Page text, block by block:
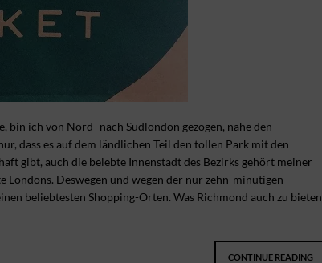
bin ich von Nord- nach Südlondon gezogen, nähe den
dass es auf dem ländlichen Teil den tollen Park mit den
gibt, auch die belebte Innenstadt des Bezirks gehört meiner
Londons. Deswegen und wegen der nur zehn-minütigen
beliebtesten Shopping-Orten. Was Richmond auch zu bieten
CONTINUE READING